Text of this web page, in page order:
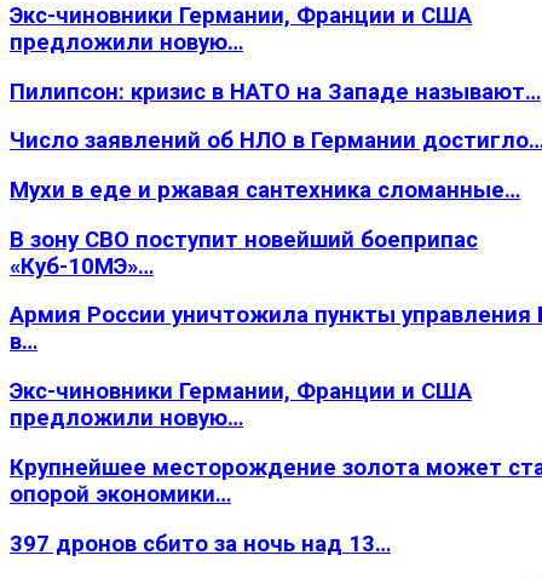
Экс-чиновники Германии, Франции и США
предложили новую…
Пилипсон: кризис в НАТО на Западе называют…
Число заявлений об НЛО в Германии
Мухи в еде и ржавая сантехника сломанные…
В зону СВО поступит новейший боеприпас
«Куб-10МЭ»…
Армия России уничтожила пункты
в…
Экс-чиновники Германии, Франции и США
предложили новую…
Крупнейшее месторождение золота может
опорой экономики…
397 дронов сбито за ночь над 13…